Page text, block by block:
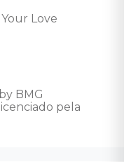
Love
BMG
pela